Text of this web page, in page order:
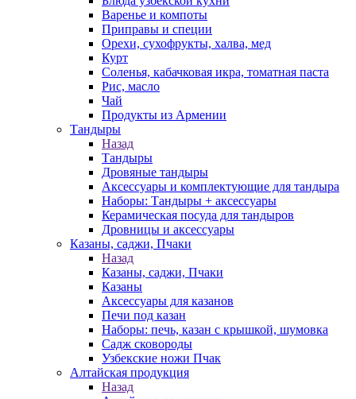
Варенье и компоты
Приправы и специи
Орехи, сухофрукты, халва, мед
Курт
Соленья, кабачковая икра, томатная паста
Рис, масло
Чай
Продукты из Армении
Тандыры
Назад
Тандыры
Дровяные тандыры
Аксессуары и комплектующие для тандыра
Наборы: Тандыры + аксессуары
Керамическая посуда для тандыров
Дровницы и аксессуары
Казаны, саджи, Пчаки
Назад
Казаны, саджи, Пчаки
Казаны
Аксессуары для казанов
Печи под казан
Наборы: печь, казан с крышкой, шумовка
Садж сковороды
Узбекские ножи Пчак
Алтайская продукция
Назад